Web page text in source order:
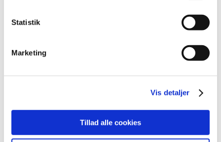
Statistik
Marketing
Vis detaljer
Tillad alle cookies
januar (2)
2009 (14)
2007 (3)